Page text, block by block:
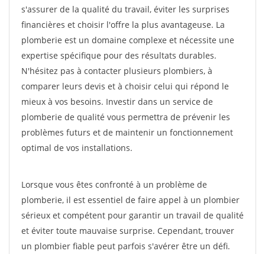
s'assurer de la qualité du travail, éviter les surprises
financières et choisir l'offre la plus avantageuse. La
plomberie est un domaine complexe et nécessite une
expertise spécifique pour des résultats durables.
N'hésitez pas à contacter plusieurs plombiers, à
comparer leurs devis et à choisir celui qui répond le
mieux à vos besoins. Investir dans un service de
plomberie de qualité vous permettra de prévenir les
problèmes futurs et de maintenir un fonctionnement
optimal de vos installations.
Lorsque vous êtes confronté à un problème de
plomberie, il est essentiel de faire appel à un plombier
sérieux et compétent pour garantir un travail de qualité
et éviter toute mauvaise surprise. Cependant, trouver
un plombier fiable peut parfois s'avérer être un défi.